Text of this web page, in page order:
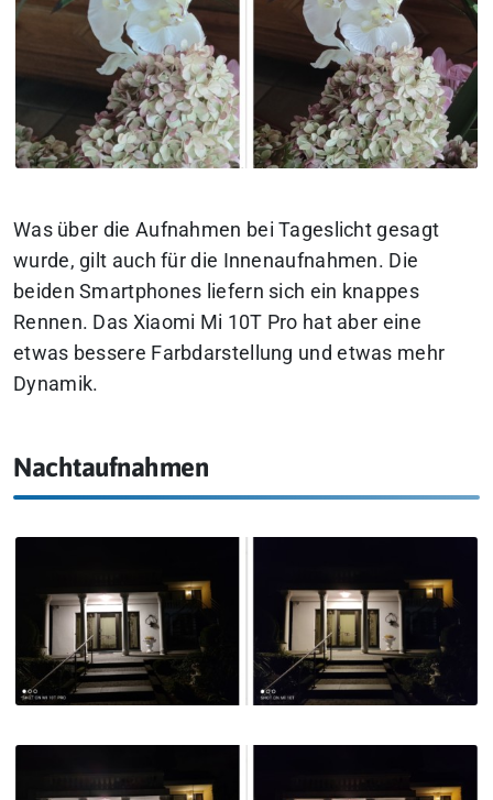
Was über die Aufnahmen bei Tageslicht gesagt
wurde, gilt auch für die Innenaufnahmen. Die
beiden Smartphones liefern sich ein knappes
Rennen. Das Xiaomi Mi 10T Pro hat aber eine
etwas bessere Farbdarstellung und etwas mehr
Dynamik.
Nachtaufnahmen